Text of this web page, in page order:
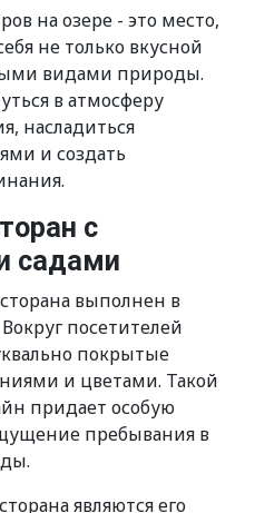
на озере - это место,
не только вкусной
видами природы.
в атмосферу
насладиться
и создать
с
садами
выполнен в
посетителей
покрытые
и цветами. Такой
придает особую
пребывания в
являются его